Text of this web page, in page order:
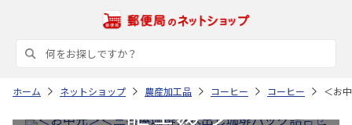
ホーム ネットショップ 農産加工品 コーヒー コーヒー ＜お